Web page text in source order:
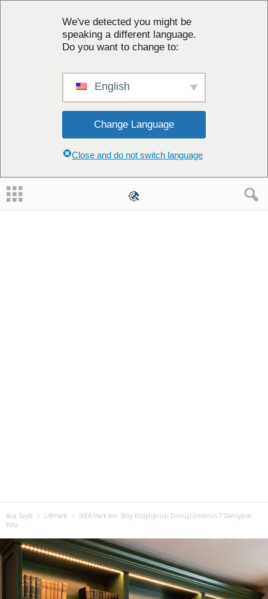
We've detected you might be
speaking a different language.
Do you want to change to:
English
Change Language
Close and do not switch language
Ana Sayfa LifeHack
IKEA Hack'leri: Billy Kitaplığınızı Dönüştürmenin 7 Dahiyane
Yolu